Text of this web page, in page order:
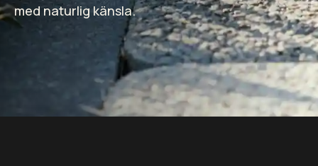
med naturlig känsla.